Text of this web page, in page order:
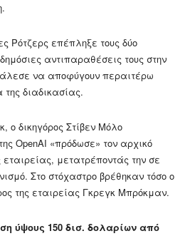
Ρότζερς επέπληξε τους δύο
αντιπαραθέσεις τους στην
να αποφύγουν περαιτέρω
διαδικασίας.
ο δικηγόρος Στίβεν Μόλο
OpenAI «πρόδωσε» τον αρχικό
μετατρέποντάς την σε
Στο στόχαστρο βρέθηκαν τόσο ο
της εταιρείας Γκρεγκ Μπρόκμαν.
ύψους 150 δισ. δολαρίων από